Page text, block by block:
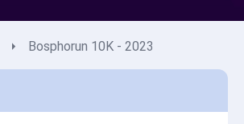
arrow_right Bosphorun 10K - 2023